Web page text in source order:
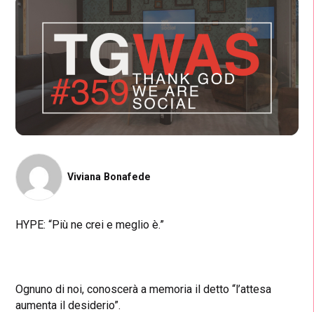
Viviana Bonafede
HYPE: “Più ne crei e meglio è.”
Ognuno di noi, conoscerà a memoria il detto “l’attesa
aumenta il desiderio”.